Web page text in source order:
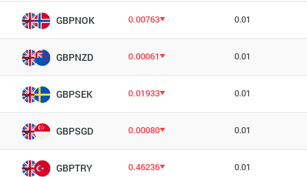
GBPNOK 0.00763 0.01
GBPNZD 0.00061 0.01
GBPSEK 0.01933 0.01
GBPSGD 0.00080 0.01
GBPTRY 0.46236 0.01